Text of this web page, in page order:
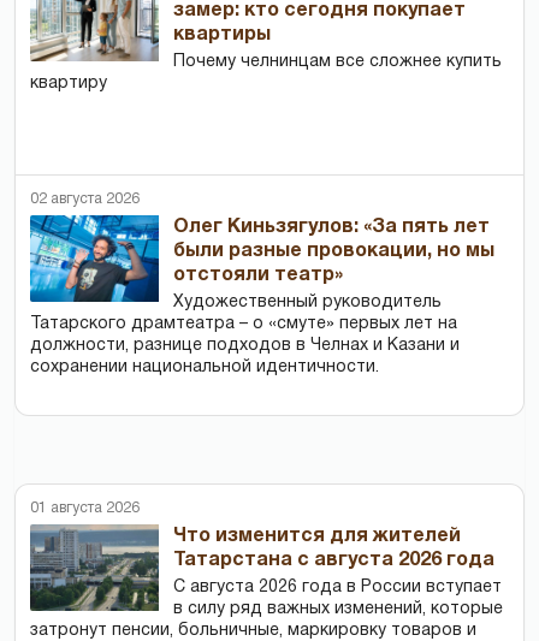
замер: кто сегодня покупает
квартиры
Почему челнинцам все сложнее купить
квартиру
02 августа 2026
Олег Киньзягулов: «За пять лет
были разные провокации, но мы
отстояли театр»
Художественный руководитель
Татарского драмтеатра – о «смуте» первых лет на
должности, разнице подходов в Челнах и Казани и
сохранении национальной идентичности.
01 августа 2026
Что изменится для жителей
Татарстана с августа 2026 года
С августа 2026 года в России вступает
в силу ряд важных изменений, которые
затронут пенсии, больничные, маркировку товаров и